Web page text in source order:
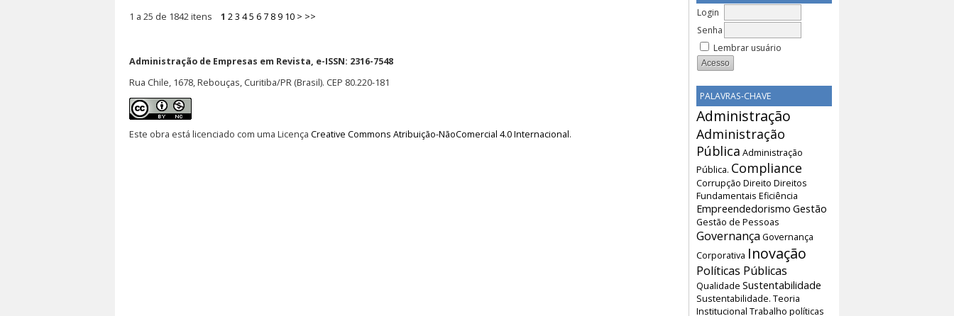
Login
Senha
Lembrar usuário
PALAVRAS-CHAVE
Administração
Administração
Pública Administração
Pública. Compliance
Corrupção Direito Direitos
Fundamentais Eficiência
Empreendedorismo Gestão
Gestão de Pessoas
Governança Governança
Corporativa Inovação
Políticas Públicas
Qualidade Sustentabilidade
Sustentabilidade. Teoria
Institucional Trabalho políticas
1 a 25 de 1842 itens 1 23 45 6 7 8 9 10 > >>
Administração de Empresas em Revista, e-ISSN: 2316-7548
Rua Chile, 1678, Rebouças, Curitiba/PR (Brasil). CEP 80.220-181
Este obra está licenciado com uma Licença Creative Commons Atribuição-NãoComercial 4.0 Internacional.